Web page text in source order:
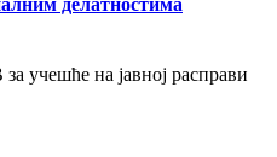
делатностима
на јавној расправи